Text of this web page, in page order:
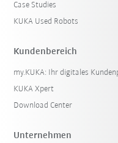
Case Studies
KUKA Used Robots
Kundenbereich
my.KUKA: Ihr digitales
KUKA Xpert
Download Center
Unternehmen